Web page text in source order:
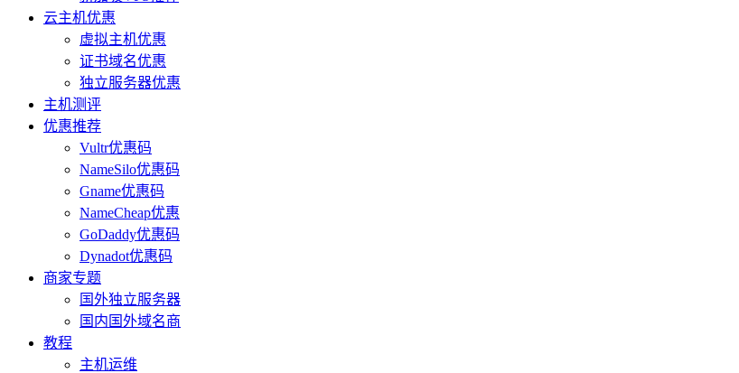
云主机优惠
虚拟主机优惠
证书域名优惠
独立服务器优惠
主机测评
优惠推荐
Vultr优惠码
NameSilo优惠码
Gname优惠码
NameCheap优惠
GoDaddy优惠码
Dynadot优惠码
商家专题
国外独立服务器
国内国外域名商
教程
主机运维